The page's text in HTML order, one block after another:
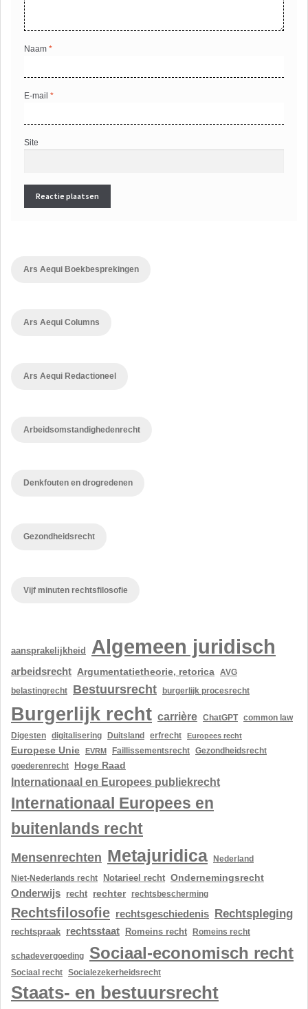
Naam*
E-mail*
Site
Ars Aequi Boekbesprekingen
Ars Aequi Columns
Ars Aequi Redactioneel
Arbeidsomstandighedenrecht
Denkfouten en drogredenen
Gezondheidsrecht
Vijf minuten rechtsfilosofie
aansprakelijkheid Algemeen juridisch
arbeidsrecht Argumentatietheorie, retorica AVG
belastingrecht Bestuursrecht burgerlijk procesrecht
Burgerlijk recht carrière ChatGPT common law
Digesten
digitalisering Duitsland erfrecht Europees recht
Europese Unie EVRM Faillissementsrecht
Gezondheidsrecht
goederenrecht
Hoge Raad
Internationaal en Europees publiekrecht
Internationaal Europees en
buitenlands recht
Mensenrechten Metajuridica
Nederland
Niet-Nederlands recht
Notarieel recht Ondernemingsrecht
Onderwijs recht rechter rechtsbescherming
Rechtsfilosofie rechtsgeschiedenis Rechtspleging
rechtspraak rechtsstaat Romeins recht Romeins recht
schadevergoeding Sociaal-economisch recht
Sociaal recht Socialezekerheidsrecht
Staats- en bestuursrecht